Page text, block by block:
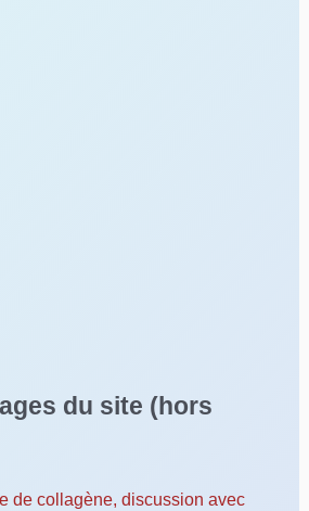
du site (hors
de collagène, discussion avec